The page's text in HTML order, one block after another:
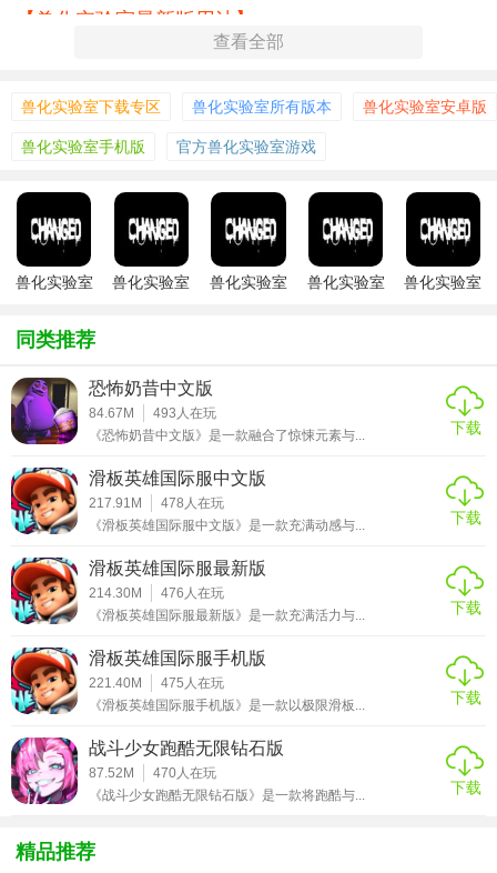
【兽化实验室最新版用法】
2. 探索实验室：通过点击或滑动屏幕，玩家可以在实验室的
3. 与兽化生物互动：玩家可以与实验室中的兽化生物进行交
流、战斗或合作，通过不同的互动方式影响它们的行为和态
度。
用智慧和技能解开它们，以获取关键信息或道具。
5. 升级与成长：通过完成任务和挑战，玩家可以获得经验值
和资源，用于提升自己的技能和装备，增强战斗力。
1. 多线剧情：游戏拥有多条剧情线，玩家的选择将影响故事
的发展和结局。
2. 角色养成：玩家可以通过培养角色技能、升级装备等方式
提升角色实力。
能力和新的战斗方式。
4. 实验室模拟：玩家可以管理自己的实验室，进行科学研
究，解锁新的兽化技术和装备。
5. 社交互动：游戏支持玩家之间的社交互动，可以组队探
【兽化实验室最新版攻略】
查看全部
兽化实验室下载专区 兽化实验室所有版本 兽化实验室安卓版
兽化实验室手机版 官方兽化实验室游戏
兽化实验室
兽化实验室
兽化实验室
兽化实验室
兽化实验室
同类推荐
恐怖奶昔中文版
84.67M 493 人在玩
《恐怖奶昔中文版》是一款融合了惊悚元素与...
下载
滑板英雄国际服中文版
217.91M 478 人在玩
《滑板英雄国际服中文版》是一款充满动感与...
下载
滑板英雄国际服最新版
214.30M 476 人在玩
《滑板英雄国际服最新版》是一款充满活力与...
下载
滑板英雄国际服手机版
221.40M 475 人在玩
《滑板英雄国际服手机版》是一款以极限滑板...
下载
战斗少女跑酷无限钻石版
87.52M 470人在玩
《战斗少女跑酷无限钻石版》是一款将跑酷与...
下载
精品推荐